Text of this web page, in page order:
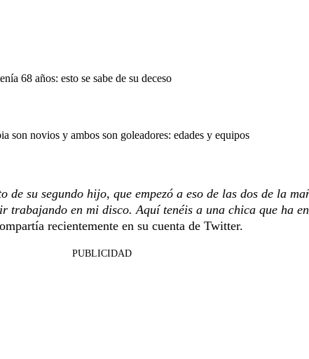
68 años: esto se sabe de su deceso
son novios y ambos son goleadores: edades y equipos
su segundo hijo, que empezó a eso de las dos de la
trabajando en mi disco. Aquí tenéis a una chica que ha
recientemente en su cuenta de Twitter.
PUBLICIDAD